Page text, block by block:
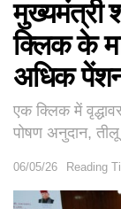
मुख्यमंत्री
क्लिक के
अधिक
एक क्लिक में
पोषण अनुदान,
06/05/26 Reading